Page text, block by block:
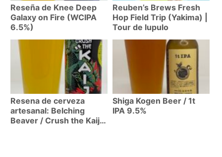
Reseña de Knee Deep
Galaxy on Fire (WCIPA
6.5%)
Reuben’s Brews Fresh
Hop Field Trip (Yakima) |
Tour de lupulo
Resena de cerveza
artesanal: Belching
Beaver / Crush the Kaiju
Shiga Kogen Beer / 1t
IPA 9.5%